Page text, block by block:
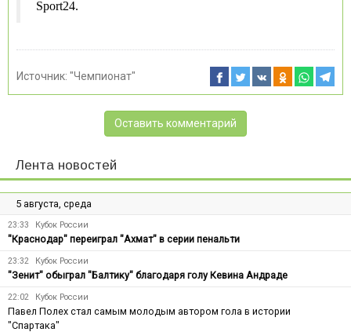
Sport24.
Источник: "Чемпионат"
Оставить комментарий
Лента новостей
5 августа, среда
23:33 Кубок России
"Краснодар" переиграл "Ахмат" в серии пенальти
23:32 Кубок России
"Зенит" обыграл "Балтику" благодаря голу Кевина Андраде
22:02 Кубок России
Павел Полех стал самым молодым автором гола в истории
"Спартака"